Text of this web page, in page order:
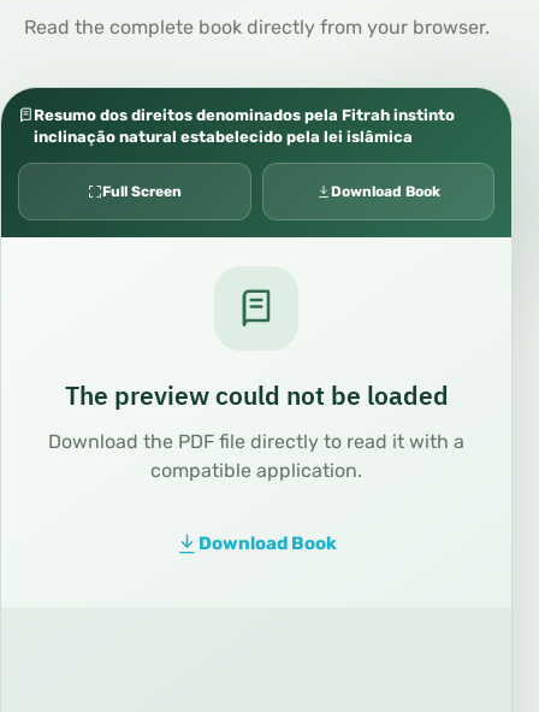
Read the complete book directly from your browser.
Resumo dos direitos denominados pela Fitrah instinto
inclinação natural estabelecido pela lei islâmica
Full Screen Download Book
The preview could not be loaded
Download the PDF file directly to read it with a
compatible application.
Download Book